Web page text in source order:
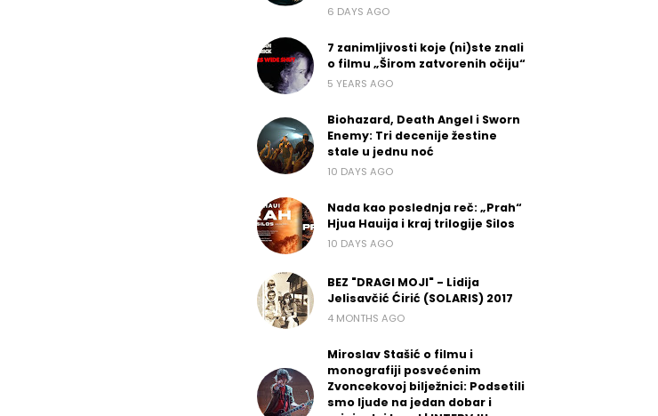
6 DAYS AGO
7 zanimljivosti koje (ni)ste znali
o filmu „Širom zatvorenih očiju“
5 YEARS AGO
Biohazard, Death Angel i Sworn
Enemy: Tri decenije žestine
stale u jednu noć
10 DAYS AGO
Nada kao poslednja reč: „Prah“
Hjua Hauija i kraj trilogije Silos
10 DAYS AGO
BEZ "DRAGI MOJI" - Lidija
Jelisavčić Ćirić (SOLARIS) 2017
4 MONTHS AGO
Miroslav Stašić o filmu i
monografiji posvećenim
Zvoncekovoj bilježnici: Podsetili
smo ljude na jedan dobar i